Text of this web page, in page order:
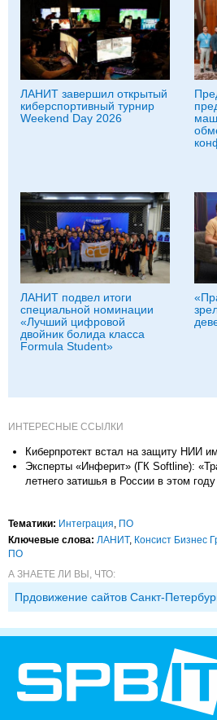
ЛАНИТ завершил открытый
киберспортивный турнир
Weekend Day 2026
ЛАНИТ подвел итоги
специальной номинации
«Лучший цифровой
двойник болида класса
Formula Student»
ИНТЕРЕСНЫЕ ССЫЛКИ
Киберпротект встал на защиту НИИ
Эксперты «Инферит» (ГК Softline):
летнего затишья в России в этом
Тематики: Интеграция ПО
Ключевые слова: ЛАНИТ, Консист Бизнес
ПО
А ЗНАЕТЕ ЛИ ВЫ, ЧТО:
Прдовижение сайтов Санкт-